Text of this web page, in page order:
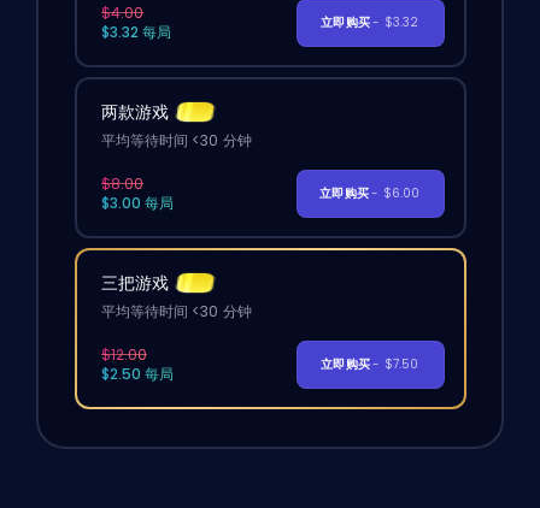
$4.00
$3.32 每局
立即购买- $3.32
两款游戏
平均等待时间 <30 分钟
$8.00
$3.00 每局
立即购买- $6.00
三把游戏
平均等待时间 <30 分钟
$12.00
$2.50 每局
立即购买- $7.50